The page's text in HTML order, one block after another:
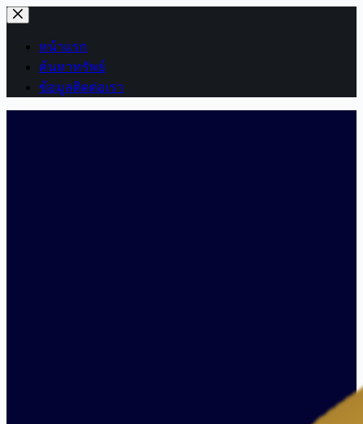
Skip
to
contentหน้าแรก
ค้นหาทรัพย์
ข้อมูลติดต่อเรา